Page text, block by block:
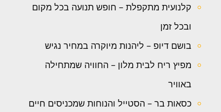
קלנועית מתקפלת – חופש תנועה בכל מקום
ובכל זמן
בושם דיופ – ליהנות מיוקרה במחיר נגיש
מפיץ ריח לבית מלון – החוויה שמתחילה
באוויר
כסאות בר – הסטייל והנוחות שמכניסים חיים